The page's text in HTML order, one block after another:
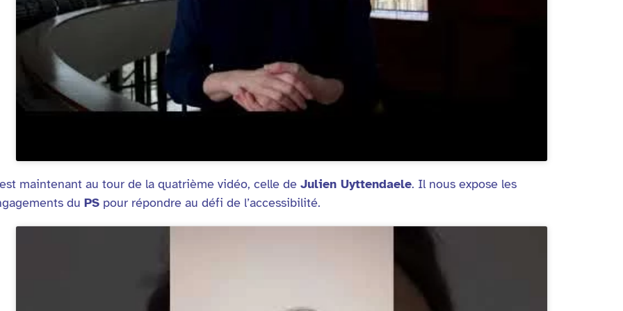
maintenant au tour de la quatrième vidéo, celle de Julien Uyttendaele. Il nous expose les
du PSpour répondre au défi de l’accessibilité.